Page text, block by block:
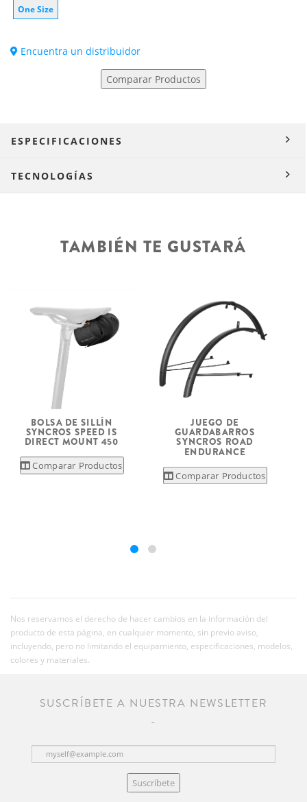
One Size
Encuentra un distribuidor
Comparar Productos
ESPECIFICACIONES
TECNOLOGÍAS
TAMBIÉN TE GUSTARÁ
BOLSA DE SILLÍN
SYNCROS SPEED IS
DIRECT MOUNT 450
Comparar Productos
JUEGO DE
GUARDABARROS
SYNCROS ROAD
ENDURANCE
Comparar Productos
Nos reservamos el derecho de hacer cambios en la información del
producto de esta página, en cualquier momento, sin previo aviso,
incluyendo, pero no limitando el equipamiento, especificaciones, modelos,
colores y materiales.
SUSCRÍBETE A NUESTRA NEWSLETTER
Suscríbete